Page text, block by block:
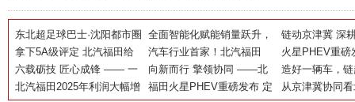
东北超足球巴士·沈阳都市圈
球迷专线上线！北汽福田助
力书写文体旅融合新篇章
全面智能化赋能销量跃升，
北汽福田5月产销再攀高峰
链动京津冀 深
范式——北汽福
产力赋能边疆
拿下5A级评定 北汽福田给
汽车两化转型立了一把尺
汽车行业首家！北汽福田
获“两化融合管理体系”与 “数
字化转型管理体系”5A级评
火星PHEV重磅
义全尺寸电混
六载砺技 匠心成锋 —— 一
名青年工匠的蝶变
向新而行 擎领协同 ——北
汽福田以新质生产力书写京
造好一辆车，
——北汽福田的
北汽福田2025年利润大幅增
福田火星PHEV重磅发布 定
从京津冀协同